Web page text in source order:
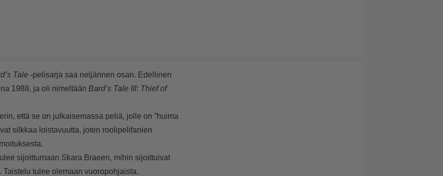
Tale -pelisarja saa neljännen osan. Edellinen
1988, ja oli nimeltään Bard’s Tale III: Thief of
että se on julkaisemassa peliä, jolle on ”huima
silkkaa loistavuutta, joten roolipelifanien
sijoittumaan Skara Braeen, mihin sijoittuivat
tulee olemaan vuoropohjaista.